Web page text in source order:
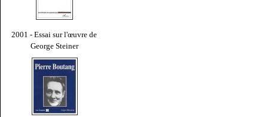
2001 - Essai sur l'œuvre de
George Steiner